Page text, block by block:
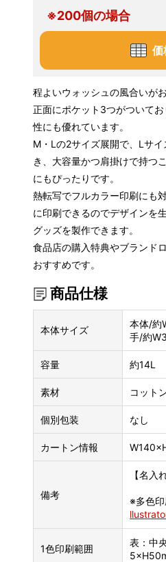
※200個の場合
価
程よいウォッシュの風合いが
正面にポケット3つがついて
性にも優れています。
M・Lの2サイズ展開で、Lサ
き、大容量かつ肩掛けで持つ
にもぴったりです。
熱転写でフルカラー印刷にも
に印刷できるのでデザインを
グッズを製作できます。
食品店の購入特典やブランド
おすすめです。
商品仕様
本体サイズ
本体/約
手/約
容量 約14L
素材 コット
個別包装 なし
カートン情報
備考
【名入
※多色
1色印刷範囲
表：中